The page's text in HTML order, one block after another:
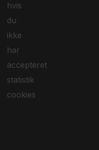
hvis
du
ikke
har
accepteret
statistik
cookies